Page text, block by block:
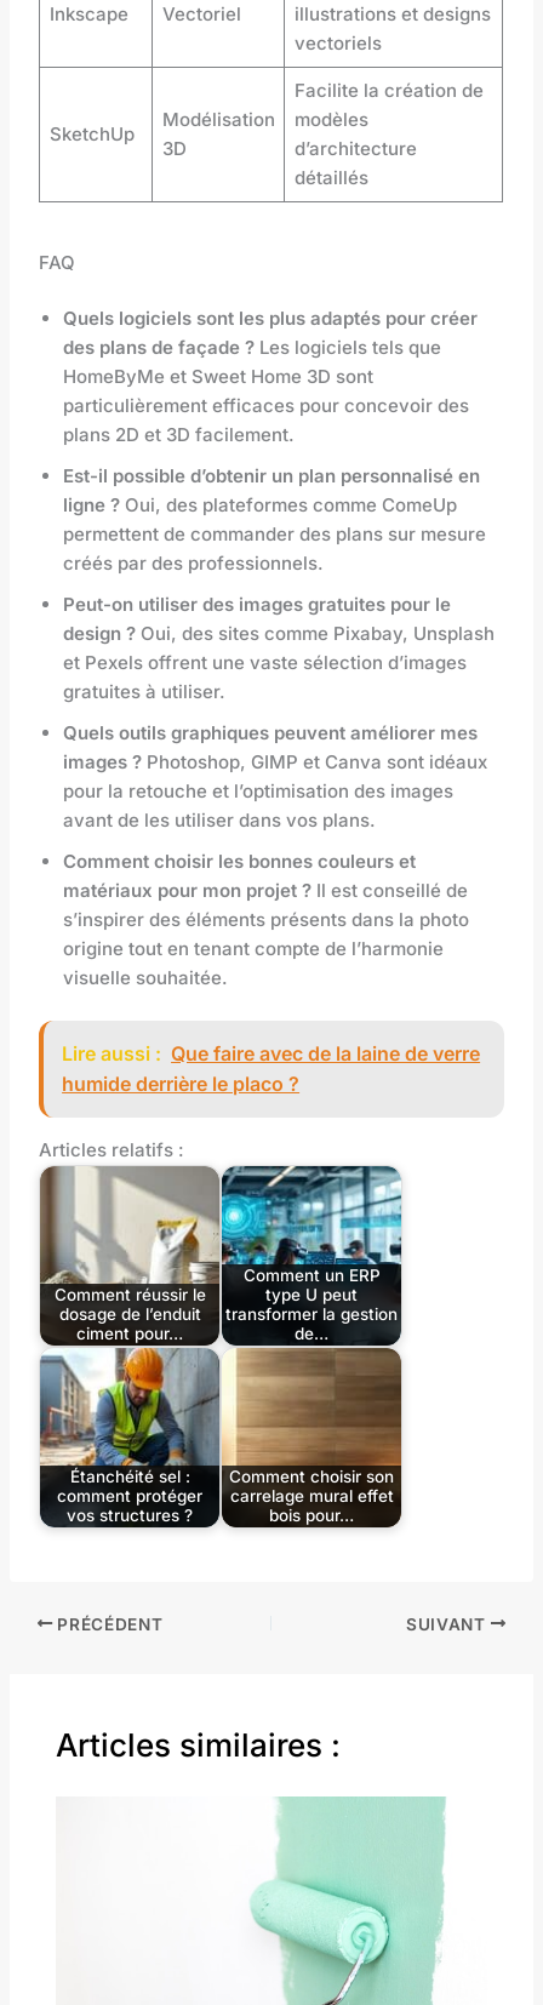
Inkscape Vectoriel
illustrations et designs
vectoriels
SketchUp
Modélisation
3D
Facilite la création de
modèles
d’architecture
détaillés
FAQ
Quels logiciels sont les plus adaptés pour créer
des plans de façade ? Les logiciels tels que
HomeByMe et Sweet Home 3D sont
particulièrement efficaces pour concevoir des
plans 2D et 3D facilement.
Est-il possible d’obtenir un plan personnalisé en
ligne ? Oui, des plateformes comme ComeUp
permettent de commander des plans sur mesure
créés par des professionnels.
Peut-on utiliser des images gratuites pour le
design ? Oui, des sites comme Pixabay, Unsplash
et Pexels offrent une vaste sélection d’images
gratuites à utiliser.
Quels outils graphiques peuvent améliorer mes
images ? Photoshop, GIMP et Canva sont idéaux
pour la retouche et l’optimisation des images
avant de les utiliser dans vos plans.
Comment choisir les bonnes couleurs et
matériaux pour mon projet ? Il est conseillé de
s’inspirer des éléments présents dans la photo
origine tout en tenant compte de l’harmonie
visuelle souhaitée.
Lire aussi : Que faire avec de la laine de verre
humide derrière le placo ?
Articles relatifs :
Comment réussir le
dosage de l’enduit
ciment pour…
Comment un ERP
type U peut
transformer la gestion
de…
Étanchéité sel :
comment protéger
vos structures ?
Comment choisir son
carrelage mural effet
bois pour…
PRÉCÉDENT SUIVANT
Articles similaires :